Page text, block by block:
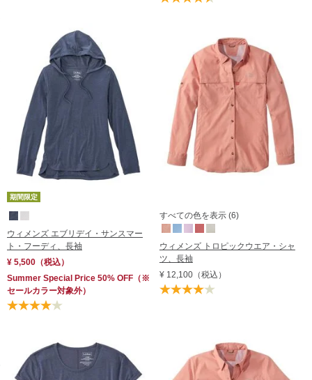
期間限定
ウィメンズ エブリデイ・サンスマー
ト・フーディ、長袖
¥ 5,500 （税込）
Summer Special Price 50% OFF （※
セールカラー対象外）
すべての色を表示 (6)
ウィメンズ トロピックウエア・シャ
ツ、長袖
¥ 12,100（税込）